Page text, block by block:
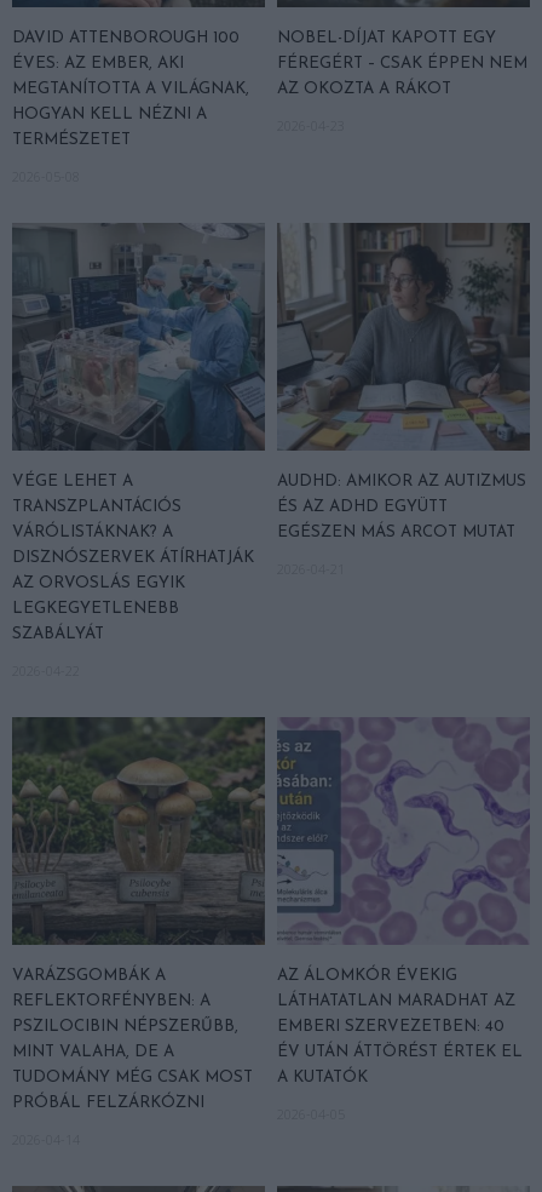
DAVID ATTENBOROUGH 100
ÉVES: AZ EMBER, AKI
MEGTANÍTOTTA A VILÁGNAK,
HOGYAN KELL NÉZNI A
TERMÉSZETET
NOBEL-DÍJAT KAPOTT EGY
FÉREGÉRT – CSAK ÉPPEN NEM
AZ OKOZTA A RÁKOT
VÉGE LEHET A
TRANSZPLANTÁCIÓS
VÁRÓLISTÁKNAK? A
DISZNÓSZERVEK ÁTÍRHATJÁK
AZ ORVOSLÁS EGYIK
LEGKEGYETLENEBB
SZABÁLYÁT
AUDHD: AMIKOR AZ AUTIZMUS
ÉS AZ ADHD EGYÜTT
EGÉSZEN MÁS ARCOT MUTAT
VARÁZSGOMBÁK A
REFLEKTORFÉNYBEN: A
PSZILOCIBIN NÉPSZERŰBB,
MINT VALAHA, DE A
TUDOMÁNY MÉG CSAK MOST
PRÓBÁL FELZÁRKÓZNI
AZ ÁLOMKÓR ÉVEKIG
LÁTHATATLAN MARADHAT AZ
EMBERI SZERVEZETBEN: 40
ÉV UTÁN ÁTTÖRÉST ÉRTEK EL
A KUTATÓK